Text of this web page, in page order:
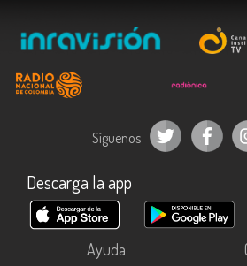
Síguenos
Descarga la app
Ayuda